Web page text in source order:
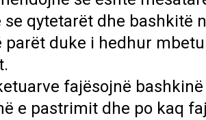
qytetarët dhe bashkitë
duke i hedhur
fajësojnë
e pastrimit dhe po kaq